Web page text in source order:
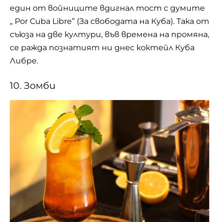
един от войниците вдигнал тост с думите
„ Por Cuba Libre” (За свободата на Куба). Така от
съюза на две култури, във времена на промяна,
се ражда познатият ни днес коктейл Куба
Либре.
10. Зомби